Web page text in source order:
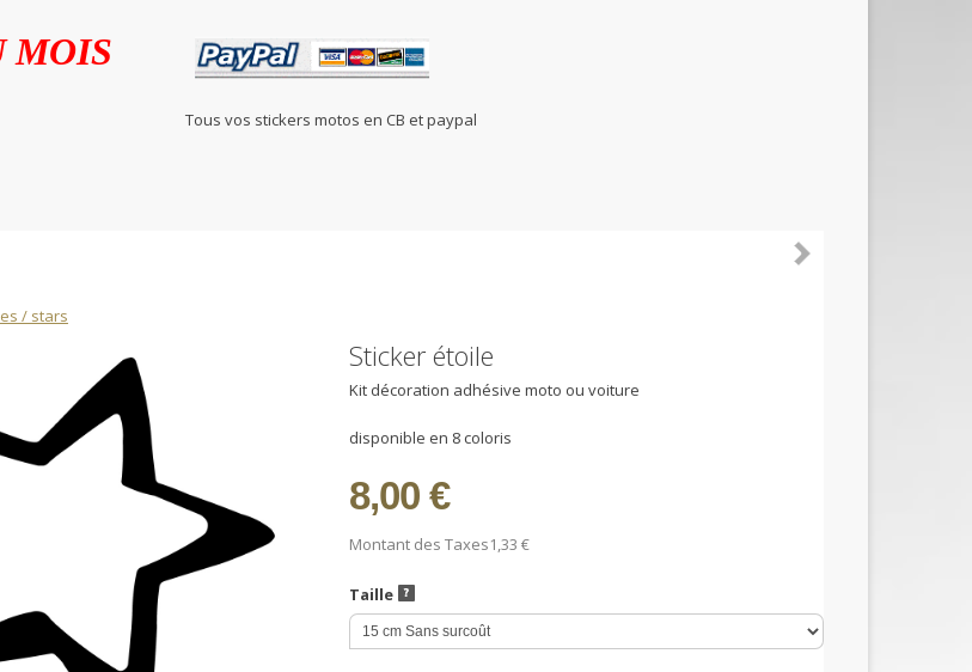
MOIS
Tous vos stickers motos en CB et paypal
/ stars
Sticker étoile
Kit décoration adhésive moto ou voiture
disponible en 8 coloris
8,00 €
Montant des Taxes1,33 €
Taille